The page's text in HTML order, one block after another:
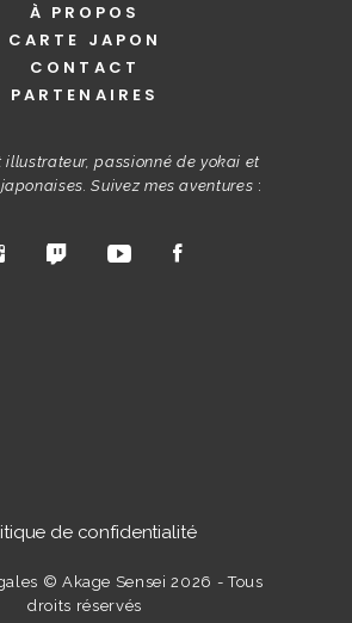
À PROPOS
CARTE JAPON
CONTACT
PARTENAIRES
illustrateur, passionné de yokai et
Suivez mes aventures :
de confidentialité
© Akage Sensei 2026 - Tous
droits réservés